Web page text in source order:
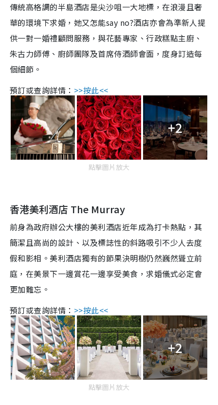
傳統高格調的半島酒店是尖沙咀一大地標，在浪漫且奢
華的環境下求婚，她又怎能say no?酒店亦會為準新人提
供一對一婚禮顧問服務，與花藝專家、行政糕點主廚、
朱古力師傅、廚師團隊及首席侍酒師會面，度身訂造每
個細節。
預訂或查詢詳情： >>按此<<
+2
點擊圖片放大
香港美利酒店 The Murray
前身為政府辦公大樓的美利酒店近年成為打卡熱點，其
簡潔且高尚的設計、以及標誌性的斜路吸引不少人去度
假和影相。美利酒店獨有的節果決明樹仍然巍然聳立前
庭，在美景下一邊賞花一邊享受美食，求婚儀式必定會
更加難忘。
預訂或查詢詳情： >>按此<<
+2
點擊圖片放大